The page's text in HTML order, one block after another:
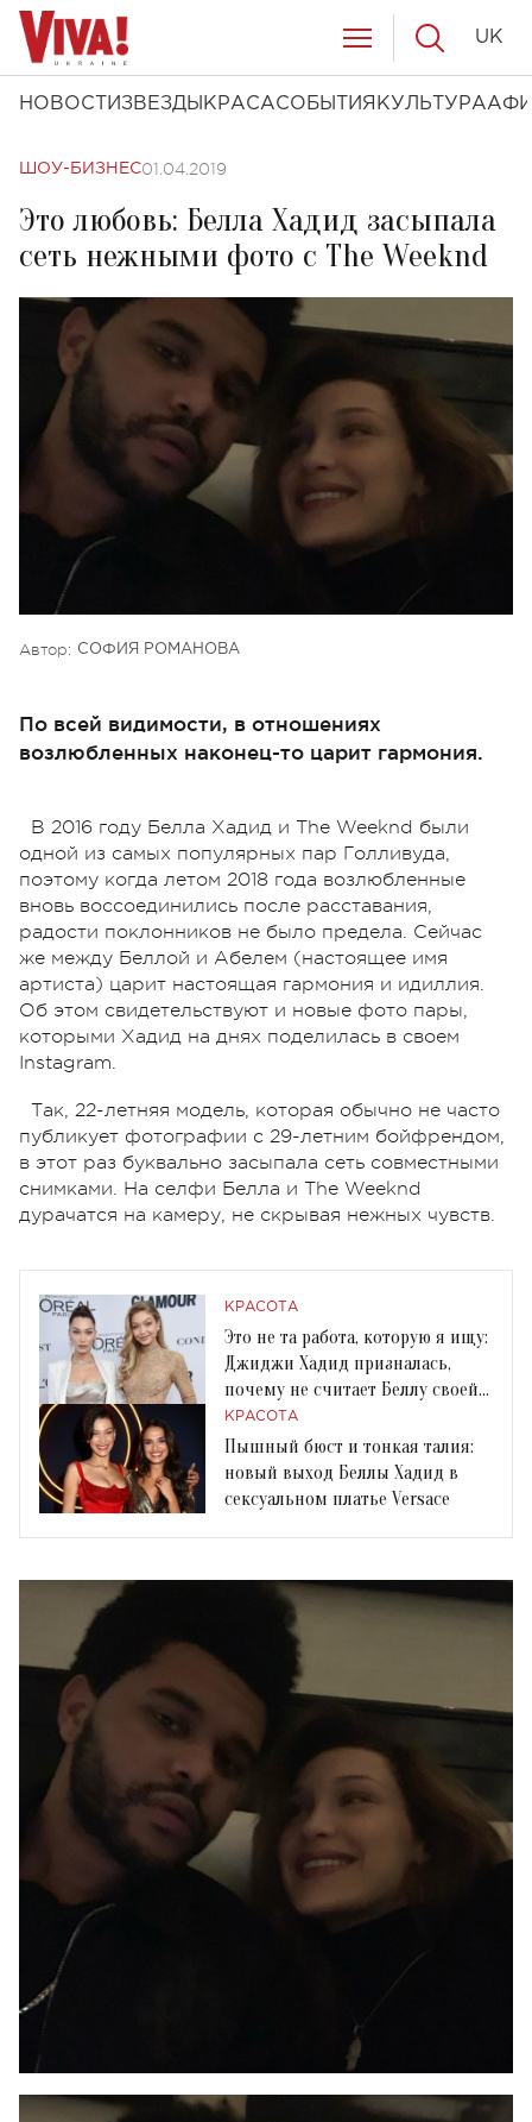
НОВОСТИ ЗВЕЗДЫ КРАСАСОБЫТИЯ КУЛЬТУРА
UK
ШОУ-БИЗНЕС01.04.2019
Это любовь: Белла Хадид засыпала
сеть нежными фото с The Weeknd
Автор: СОФИЯ РОМАНОВА
По всей видимости, в отношениях
возлюбленных наконец-то царит гармония.
В 2016 году Белла Хадид и The Weeknd были
одной из самых популярных пар Голливуда,
поэтому когда летом 2018 года возлюбленные
вновь воссоединились после расставания,
радости поклонников не было предела. Сейчас
же между Беллой и Абелем (настоящее имя
артиста) царит настоящая гармония и идиллия.
Об этом свидетельствуют и новые фото пары,
которыми Хадид на днях поделилась в своем
Instagram.
Так, 22-летняя модель, которая обычно не часто
публикует фотографии с 29-летним бойфрендом,
в этот раз буквально засыпала сеть совместными
снимками. На селфи Белла и The Weeknd
дурачатся на камеру, не скрывая нежных чувств.
КРАСОТА
Это не та работа, которую я ищу:
Джиджи Хадид призналась,
почему не считает Беллу своей
конкуренткой
КРАСОТА
Пышный бюст и тонкая талия:
новый выход Беллы Хадид в
сексуальном платье Versace